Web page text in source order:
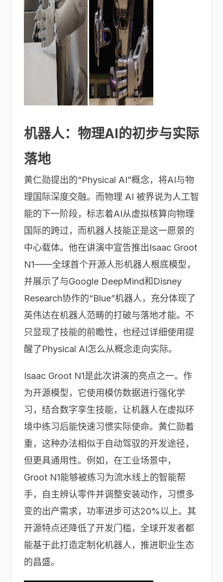
机器人：物理AI的初步与实际
落地
黄仁勋提出的“Physical AI”概念，将AI与物
理国际深度交融。而物理 AI 被界说为人工智
能的下一阶段，标志着AI从虚拟核算向物理
国际的跨过，而机器人技能正是这一愿景的
中心载体。他在讲演中宣告推出Isaac Groot
N1——全球首个开源人形机器人根底模型，
并展示了与Google DeepMind和Disney
Research协作的“Blue”机器人，充分体现了
英伟达在机器人范畴的打破与落地才能。不
只显现了技能的前瞻性，也经过详细使用提
醒了Physical AI怎么从概念走向实际。
Isaac Groot N1是此次讲演的亮点之一。作
为开源模型，它使用模仿数据进行强化学
习，结合数字孪生技能，让机器人在虚拟环
境中练习后能快速习惯实际使命。黄仁勋着
重，这种办法相似于自动驾驭的开发途径，
但更具通用性。例如，在工业场景中，
Groot N1能够被练习为流水线上的智能帮
手，自主辨认零件并调整安装动作，习惯多
变的出产需求，功率进步可达20%以上。其
开源特点还降低了开发门槛，全球开发者都
能基于此打造定制化机器人，推进职业生态
的昌盛。